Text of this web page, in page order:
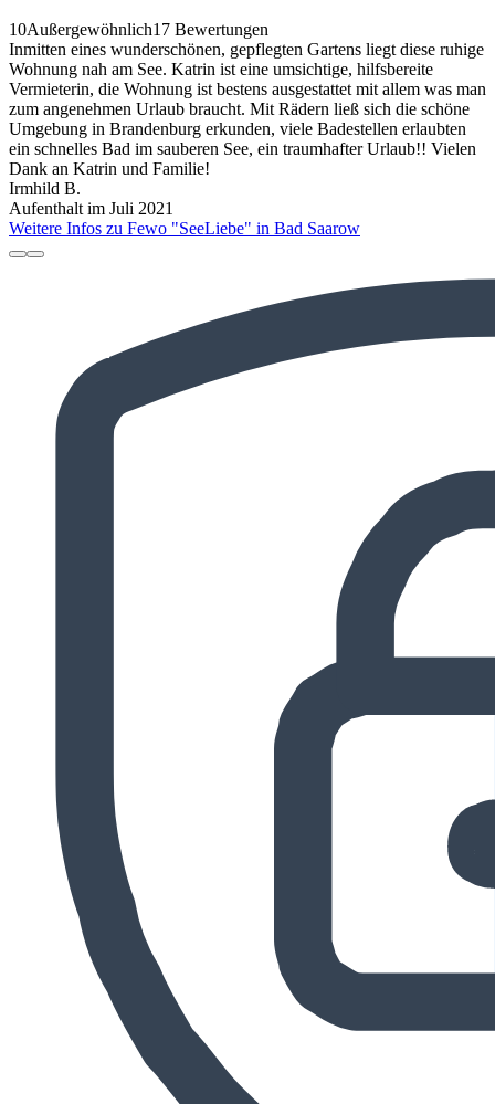
10Außergewöhnlich17 Bewertungen
Inmitten eines wunderschönen, gepflegten Gartens liegt diese ruhige
Wohnung nah am See. Katrin ist eine umsichtige, hilfsbereite
Vermieterin, die Wohnung ist bestens ausgestattet mit allem was man
zum angenehmen Urlaub braucht. Mit Rädern ließ sich die schöne
Umgebung in Brandenburg erkunden, viele Badestellen erlaubten
ein schnelles Bad im sauberen See, ein traumhafter Urlaub!! Vielen
Dank an Katrin und Familie!
Irmhild B.
Aufenthalt im Juli 2021
Weitere Infos zu Fewo "SeeLiebe" in Bad Saarow